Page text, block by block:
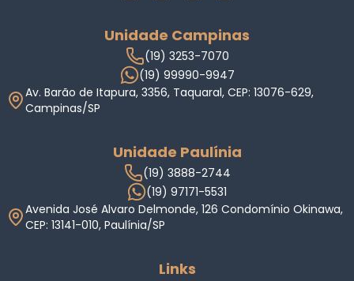
Unidade Campinas
(19) 3253-7070
(19) 99990-9947
Av. Barão de Itapura, 3356, Taquaral, CEP: 13076-629,
Campinas/SP
Unidade Paulínia
(19) 3888-2744
(19) 97171-5531
Avenida José Alvaro Delmonde, 126 Condomínio Okinawa,
CEP: 13141-010, Paulínia/SP
Links